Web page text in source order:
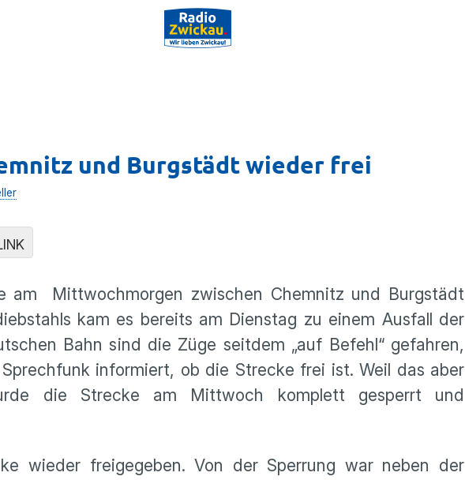
und Burgstädt wieder frei
am Mittwochmorgen zwischen Chemnitz und Burgstädt
kam es bereits am Dienstag zu einem Ausfall der
Bahn sind die Züge seitdem „auf Befehl“ gefahren,
informiert, ob die Strecke frei ist. Weil das aber
die Strecke am Mittwoch komplett gesperrt und
wieder freigegeben. Von der Sperrung war neben der